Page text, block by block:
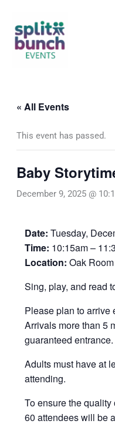
content
« All Events
This event has passed.
Baby
December 9, 2025 @
Date: Tuesday,
Time: 10:15am –
Location: Oak
Sing, play, and read
Please plan to arrive
Arrivals more than 5
guaranteed entrance.
Adults must have at
attending.
To ensure the
60 attendees will be